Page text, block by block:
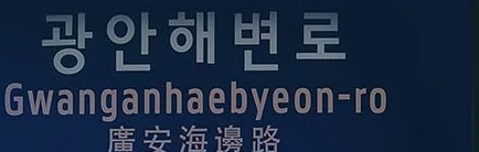
面板安裝
前面板IP65
PoE觸控
USB Type-C
後置安裝
工業防爆等级
機架安裝
長條形顯示器
OSD 控制器
不銹鋼系列
G-WIN系列 / IP67設計
長條形數位電子看板
智慧型機器人系統解決方案 衛生保健解決方案
政府解决方案 重工業解決方案
成功案例